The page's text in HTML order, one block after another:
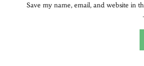
Save my name, email, and website in